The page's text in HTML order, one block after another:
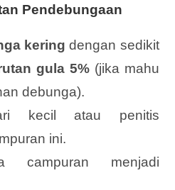
Pendebungaan
kering dengan sedikit
gula 5%(jika mahu
debunga).
kecil atau penitis
ini.
campuran menjadi